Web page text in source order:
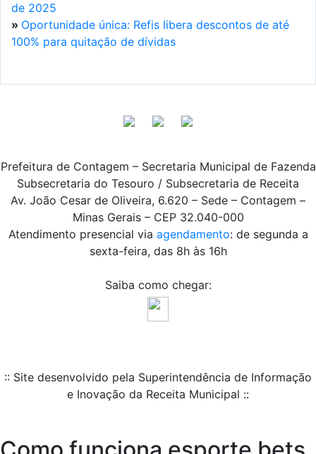
de 2025
» Oportunidade única: Refis libera descontos de até
100% para quitação de dívidas
Prefeitura de Contagem – Secretaria Municipal de Fazenda
Subsecretaria do Tesouro / Subsecretaria de Receita
Av. João Cesar de Oliveira, 6.620 – Sede – Contagem –
Minas Gerais – CEP 32.040-000
Atendimento presencial via agendamento: de segunda a
sexta-feira, das 8h às 16h
Saiba como chegar:
:: Site desenvolvido pela Superintendência de Informação
e Inovação da Receita Municipal ::